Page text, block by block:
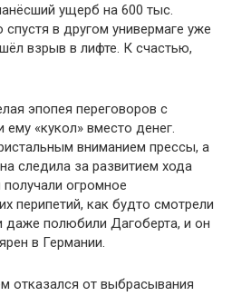
ущерб на 600 тыс.
в другом универмаге уже
взрыв в лифте. К счастью,
эпопея переговоров с
«кукол» вместо денег.
вниманием прессы, а
следила за развитием хода
огромное
перипетий, как будто смотрели
даже полюбили Дагоберта, и он
в Германии.
отказался от выбрасывания